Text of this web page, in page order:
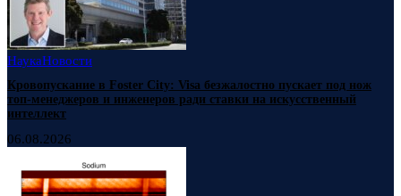
НаукаНовости
Кровопускание в Foster City: Visa безжалостно пускает под нож
топ-менеджеров и инженеров ради ставки на искусственный
интеллект
06.08.2026